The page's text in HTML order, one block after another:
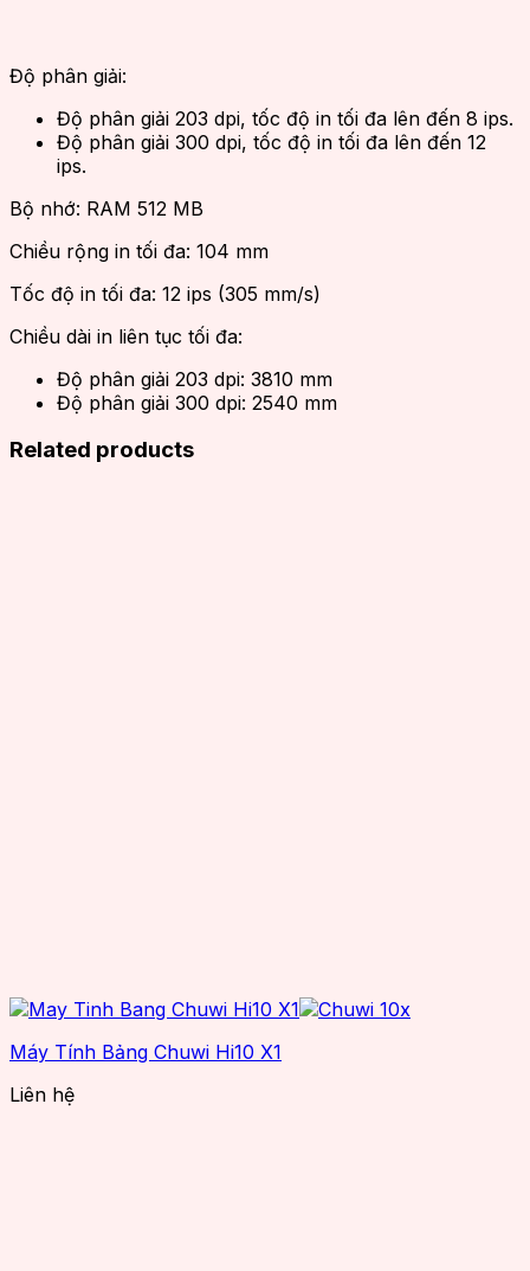
Độ phân giải:
Độ phân giải 203 dpi, tốc độ in tối đa lên đến 8 ips.
Độ phân giải 300 dpi, tốc độ in tối đa lên đến 12
ips.
Bộ nhớ: RAM 512 MB
Chiều rộng in tối đa: 104 mm
Tốc độ in tối đa: 12 ips (305 mm/s)
Chiều dài in liên tục tối đa:
Độ phân giải 203 dpi: 3810 mm
Độ phân giải 300 dpi: 2540 mm
Related products
Máy Tính Bảng Chuwi Hi10 X1
Liên hệ